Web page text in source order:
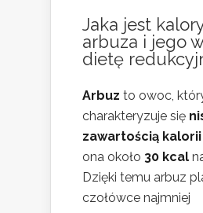
Jaka jest
arbuza i jego
dietę
Arbuz to owoc,
charakteryzuje się
zawartością kalorii
ona około 30 kcal
Dzięki temu arbuz
czołówce najmniej